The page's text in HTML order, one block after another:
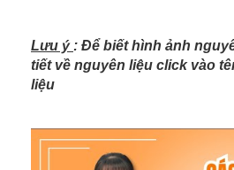
Lưu ý : Để biết hình ảnh
tiết về nguyên liệu click vào
liệu